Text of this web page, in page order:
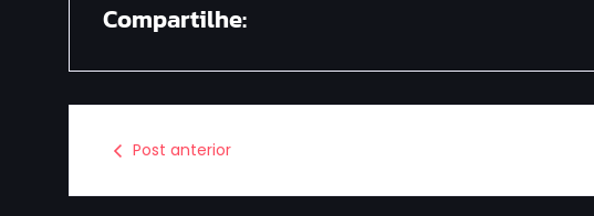
Compartilhe:
Post anterior